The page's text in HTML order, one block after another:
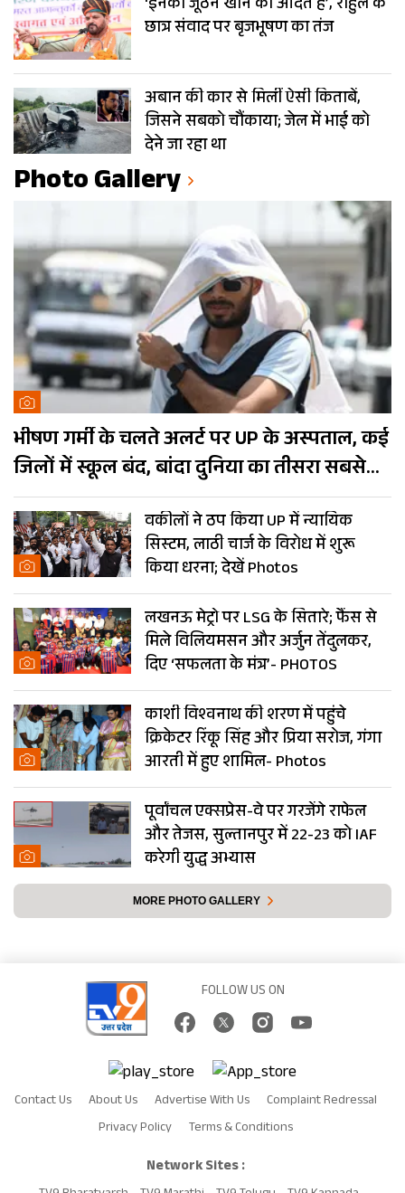
‘इनकी जूठन खाने की आदत है’, राहुल के
छात्र संवाद पर बृजभूषण का तंज
अबान की कार से मिलीं ऐसी किताबें,
जिसने सबको चौंकाया; जेल में भाई को
देने जा रहा था
Photo Gallery
भीषण गर्मी के चलते अलर्ट पर UP के अस्पताल, कई
जिलों में स्कूल बंद, बांदा दुनिया का तीसरा सबसे
गर्म शहर
वकीलों ने ठप किया UP में न्यायिक
सिस्टम, लाठी चार्ज के विरोध में शुरू
किया धरना; देखें Photos
लखनऊ मेट्रो पर LSG के सितारे; फैंस से
मिले विलियमसन और अर्जुन तेंदुलकर,
दिए ‘सफलता के मंत्र’- PHOTOS
काशी विश्वनाथ की शरण में पहुंचे
क्रिकेटर रिंकू सिंह और प्रिया सरोज, गंगा
आरती में हुए शामिल- Photos
पूर्वांचल एक्सप्रेस-वे पर गरजेंगे राफेल
और तेजस, सुल्तानपुर में 22-23 को IAF
करेगी युद्ध अभ्यास
MORE PHOTO GALLERY
FOLLOW US ON
Contact Us About Us Advertise With Us
Complaint Redressal
Privacy Policy
Terms & Conditions
Network Sites :